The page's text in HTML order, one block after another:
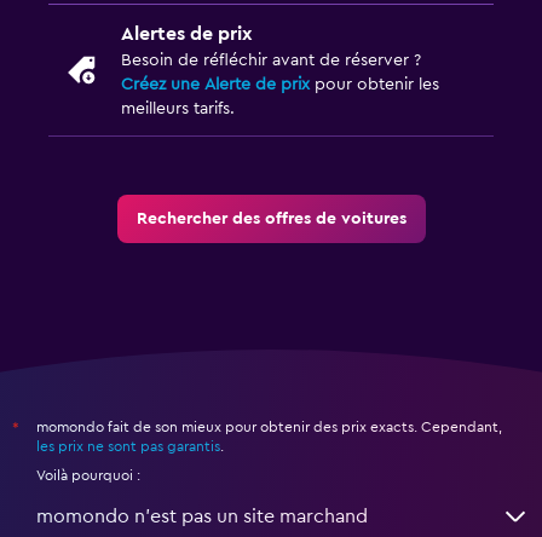
Alertes de prix
Besoin de réfléchir avant de réserver ?
Créez une Alerte de prixpour obtenir les
meilleurs tarifs.
Rechercher des offres de voitures
*
momondo fait de son mieux pour obtenir des prix exacts. Cependant,
les prix ne sont pas garantis
Voilà pourquoi :
momondo n'est pas un site marchand